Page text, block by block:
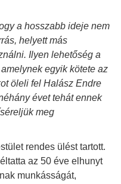
a hosszabb ideje nem
helyett más
Ilyen lehetőség a
egyik kötete az
öleli fel Halász Endre
évet tehát ennek
meg
rendes ülést tartott.
az 50 éve elhunyt
munkásságát,